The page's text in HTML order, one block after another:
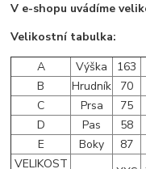
V e-shopu uvádíme
Velikostní tabulka:
A
Výška 163
B
Hrudník 70
C
Prsa 75
D
Pas 58
E
Boky 87
VELIKOST